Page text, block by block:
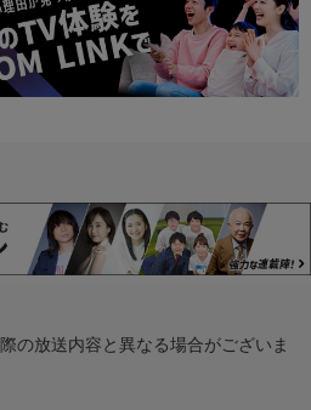
の放送内容と異なる場合がございま